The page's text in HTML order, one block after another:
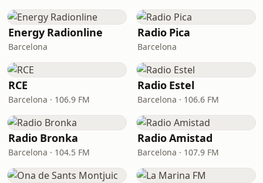
Energy Radionline
Barcelona
Radio Pica
Barcelona
RCE
Barcelona · 106.9 FM
Radio Estel
Barcelona · 106.6 FM
Radio Bronka
Barcelona · 104.5 FM
Radio Amistad
Barcelona · 107.9 FM